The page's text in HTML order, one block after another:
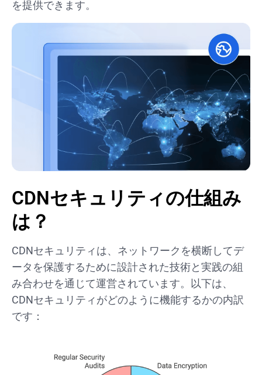
を提供できます。
CDNセキュリティの仕組み
は？
CDNセキュリティは、ネットワークを横断してデ
ータを保護するために設計された技術と実践の組
み合わせを通じて運営されています。以下は、
CDNセキュリティがどのように機能するかの内訳
です：